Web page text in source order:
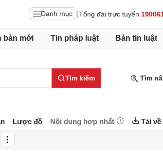
Danh mục Tổng đài trực tuyến
bản mới Tin pháp luật Bản tin luật
Tìm kiếm Tìm
Lược đồ Nội dung hợp nhất Tải về